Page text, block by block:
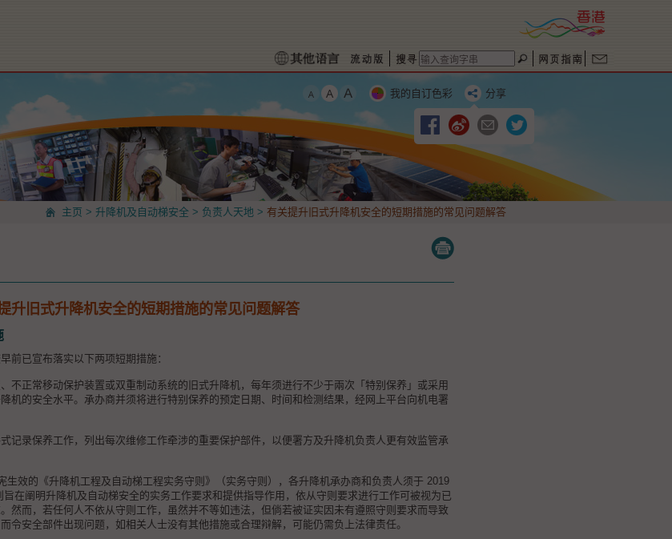
我的自订色彩 分享
主页 > 升降机及自动梯安全 > 负责人天地 > 有关提升旧式升降机安全的短期措施的常见问题解答
升旧式升降机安全的短期措施的常见问题解答
前已宣布落实以下两项短期措施：
不正常移动保护装置或双重制动系统的旧式升降机，每年须进行不少于兩次「特别保养」或采用
机的安全水平。承办商并须将进行特别保养的预定日期、时间和检测结果，经网上平台向机电署
记录保养工作，列出每次维修工作牵涉的重要保护部件，以便署方及升降机负责人更有效监管承
生效的《升降机工程及自动梯工程实务守则》（实务守则），各升降机承办商和负责人须于 2019
在阐明升降机及自动梯安全的实务工作要求和提供指导作用，依从守则要求进行工作可被视为已
然而，若任何人不依从守则工作，虽然并不等如违法，但倘若被证实因未有遵照守则要求而导致
令安全部件出现问题，如相关人士没有其他措施或合理辩解，可能仍需负上法律责任。